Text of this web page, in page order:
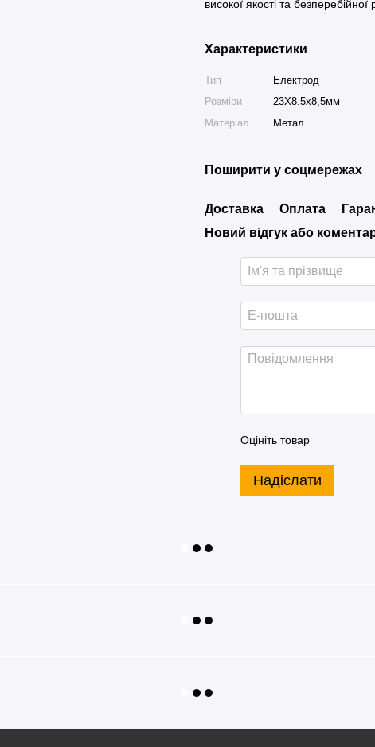
високої якості та
Характеристики
Тип
Електрод
Розміри
23X8.5х8,5мм
Матеріал
Метал
Поширити у соцмережах
Доставка Оплата
Новий відгук або
Оцініть товар
Надіслати